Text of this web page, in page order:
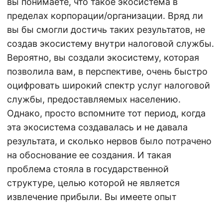
пределах корпорации/организации. Вряд ли
вы бы смогли достичь таких результатов, не
создав экосистему внутри налоговой службы.
Вероятно, вы создали экосистему, которая
позволила вам, в перспективе, очень быстро
оцифровать широкий спектр услуг налоговой
службы, предоставляемых населению.
Однако, просто вспомните тот период, когда
эта экосистема создавалась и не давала
результата, и сколько нервов было потрачено
на обоснование ее создания. И такая
проблема стояла в государственной
структуре, целью которой не является
извлечение прибыли. Вы имеете опыт